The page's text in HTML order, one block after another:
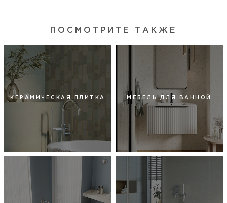
ПОСМОТРИТЕ ТАКЖЕ
КЕРАМИЧЕСКАЯ ПЛИТКА МЕБЕЛЬ ДЛЯ ВАННОЙ